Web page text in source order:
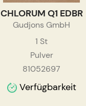
CHLORUM Q1 EDBR
Gudjons GmbH
1 St
Pulver
81052697
Verfügbarkeit